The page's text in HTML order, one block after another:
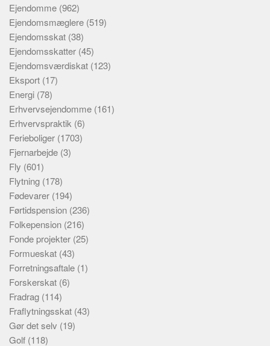
Ejendomme (962)
Ejendomsmæglere (519)
Ejendomsskat (38)
Ejendomsskatter (45)
Ejendomsværdiskat (123)
Eksport (17)
Energi (78)
Erhvervsejendomme (161)
Erhvervspraktik (6)
Ferieboliger (1703)
Fjernarbejde (3)
Fly (601)
Flytning (178)
Fødevarer (194)
Førtidspension (236)
Folkepension (216)
Fonde projekter (25)
Formueskat (43)
Forretningsaftale (1)
Forskerskat (6)
Fradrag (114)
Fraflytningsskat (43)
Gør det selv (19)
Golf (118)